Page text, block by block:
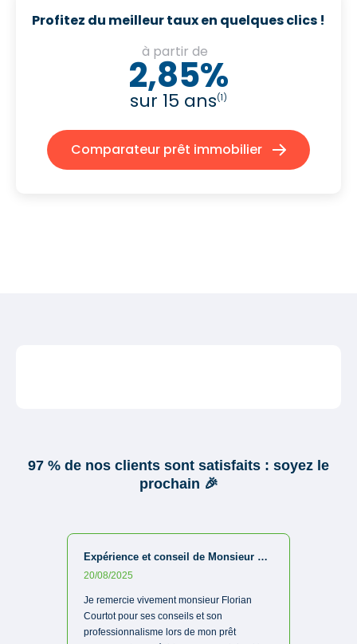
Profitez du meilleur taux en quelques clics !
à partir de
2,85%
sur 15 ans(1)
Comparateur prêt immobilier